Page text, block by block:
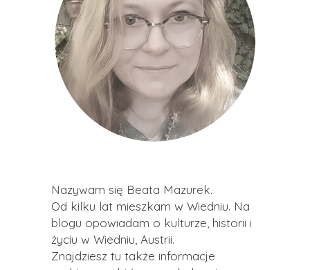
Nazywam się Beata Mazurek.
Od kilku lat mieszkam w Wiedniu. Na
blogu opowiadam o kulturze, historii i
życiu w Wiedniu, Austrii.
Znajdziesz tu także informacje